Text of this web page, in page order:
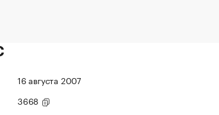
16 августа 2007
3668